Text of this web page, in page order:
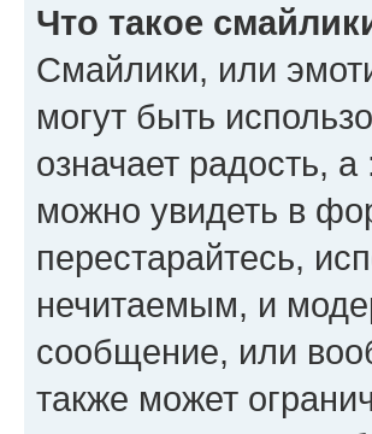
Что такое
Смайлики, или
могут быть
означает радость,
можно увидеть в
перестарайтесь,
нечитаемым, и
сообщение, или
также может